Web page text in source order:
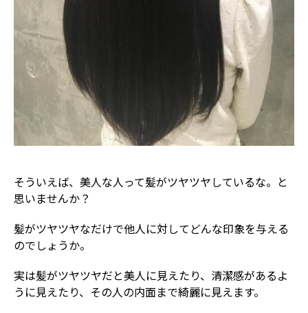
そういえば、美人な人って髪がツヤツヤしているな。と
思いませんか？
髪がツヤツヤなだけで他人に対してどんな印象を与える
のでしょうか。
実は髪がツヤツヤだと美人に見えたり、清潔感があるよ
うに見えたり、その人の内面まで綺麗に見えます。